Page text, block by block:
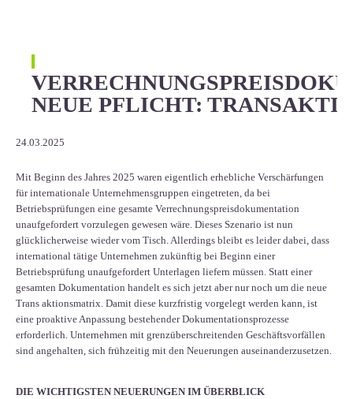
NEUE PFLICHT:
24.03.2025
Mit Beginn des Jahres 2025 waren eigentlich erhebliche Verschärfungen
für internationale Unternehmensgruppen eingetreten, da bei
Betriebsprüfungen eine gesamte Verrechnungspreisdokumentation
unaufgefordert vorzulegen gewesen wäre. Dieses Szenario ist nun
glücklicherweise wieder vom Tisch. Allerdings bleibt es leider dabei, dass
international tätige Unternehmen zukünftig bei Beginn einer
Betriebsprüfung unaufgefordert Unterlagen liefern müssen. Statt einer
gesamten Dokumentation handelt es sich jetzt aber nur noch um die neue
Trans aktionsmatrix. Damit diese kurzfristig vorgelegt werden kann, ist
eine proaktive Anpassung bestehender Dokumentationsprozesse
erforderlich. Unternehmen mit grenzüberschreitenden Geschäftsvorfällen
sind angehalten, sich frühzeitig mit den Neuerungen auseinanderzusetzen.
DIE WICHTIGSTEN NEUERUNGEN IM ÜBERBLICK